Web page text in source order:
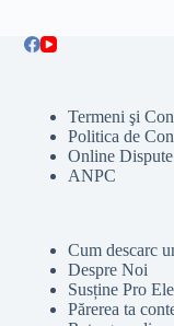
Termeni şi
Politica de
Online
ANPC
Cum descarc
Despre Noi
Susține Pro
Părerea ta